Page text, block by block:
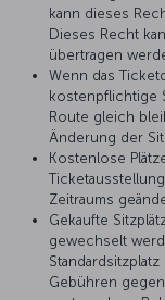
kann dieses
Dieses Recht
übertragen
Wenn das
kostenpflichtige
Route gleich
Änderung der
Kostenlose
Zeitraums
Gekaufte
gewechselt
Gebühren